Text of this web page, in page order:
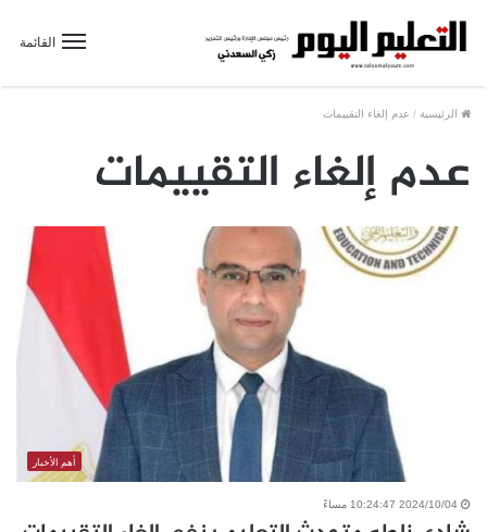
القائمة
الرئيسية / عدم إلغاء التقييمات
عدم إلغاء التقييمات
أهم الأخبار
2024/10/04 10:24:47 مساءً